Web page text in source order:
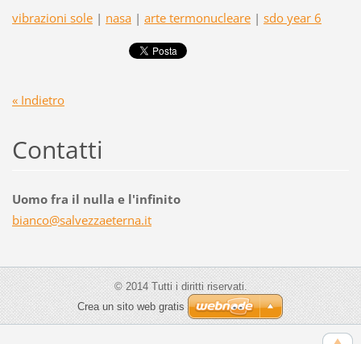
vibrazioni sole | nasa | arte termonucleare | sdo year 6
« Indietro
Contatti
Uomo fra il nulla e l'infinito
bianco@salvezzaeterna.it
© 2014 Tutti i diritti riservati.
Crea un sito web gratis